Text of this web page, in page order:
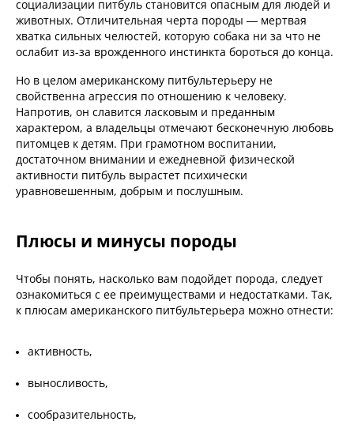
социализации питбуль становится опасным для людей и
животных. Отличительная черта породы — мертвая
хватка сильных челюстей, которую собака ни за что не
ослабит из-за врожденного инстинкта бороться до конца.
Но в целом американскому питбультерьеру не
свойственна агрессия по отношению к человеку.
Напротив, он славится ласковым и преданным
характером, а владельцы отмечают бесконечную любовь
питомцев к детям. При грамотном воспитании,
достаточном внимании и ежедневной физической
активности питбуль вырастет психически
уравновешенным, добрым и послушным.
Плюсы и минусы породы
Чтобы понять, насколько вам подойдет порода, следует
ознакомиться с ее преимуществами и недостатками. Так,
к плюсам американского питбультерьера можно отнести:
активность,
выносливость,
сообразительность,